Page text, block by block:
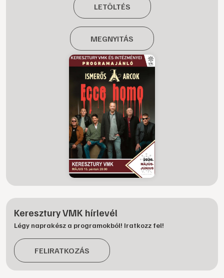
LETÖLTÉS
MEGNYITÁS
Keresztury VMK hírlevél
Légy naprakész a programokból! Iratkozz fel!
FELIRATKOZÁS